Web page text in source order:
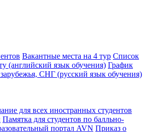
Вакантные места на 4 тур Список
(английский язык обучения) График
СНГ (русский язык обучения)
для всех иностранных студентов
Памятка для студентов по балльно-
портал AVN Приказ о